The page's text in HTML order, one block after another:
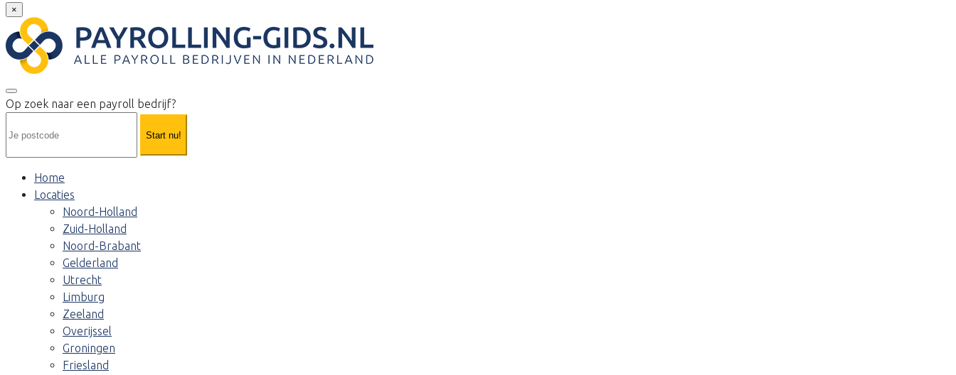
×
Op zoek naar een payroll bedrijf?
Start nu!
Home
Locaties
Noord-Holland
Zuid-Holland
Noord-Brabant
Gelderland
Utrecht
Limburg
Zeeland
Overijssel
Groningen
Friesland